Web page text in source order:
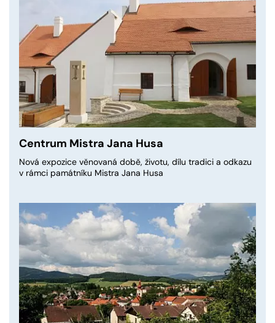
Centrum Mistra Jana Husa
Nová expozice věnovaná době, životu, dílu tradici a odkazu
v rámci památníku Mistra Jana Husa